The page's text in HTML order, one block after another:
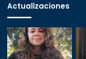
Actualizaciones